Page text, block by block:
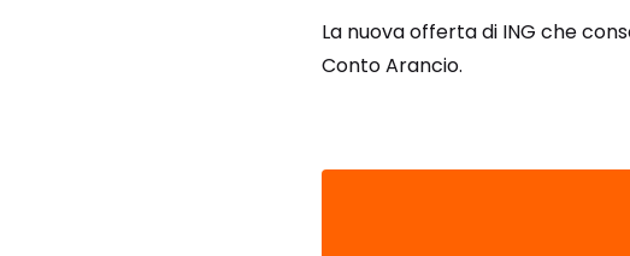
La nuova offerta di ING che
Conto Arancio.